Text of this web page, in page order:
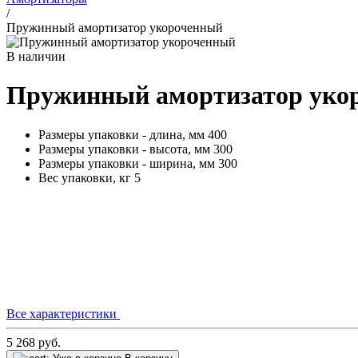
/
Пружинный амортизатор укороченный
В наличии
Пружинный амортизатор
Размеры упаковки - длина, мм 400
Размеры упаковки - высота, мм 300
Размеры упаковки - ширина, мм 300
Вес упаковки, кг 5
Все характеристики
5 268 руб.